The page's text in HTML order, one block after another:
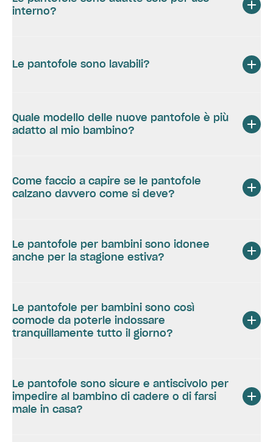
interno?
Le pantofole sono lavabili?
Quale modello delle nuove pantofole è più
adatto al mio bambino?
Come faccio a capire se le pantofole
calzano davvero come si deve?
Le pantofole per bambini sono idonee
anche per la stagione estiva?
Le pantofole per bambini sono così
comode da poterle indossare
tranquillamente tutto il giorno?
Le pantofole sono sicure e antiscivolo per
impedire al bambino di cadere o di farsi
male in casa?